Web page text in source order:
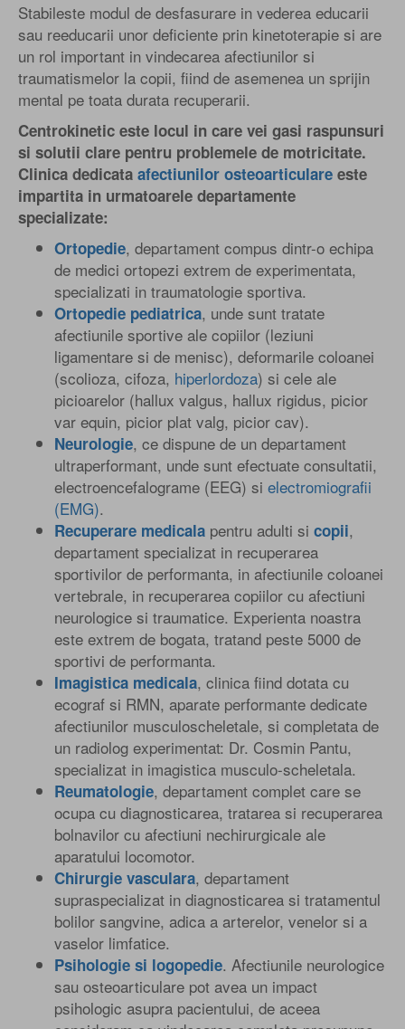
Stabileste modul de desfasurare in vederea educarii
sau reeducarii unor deficiente prin kinetoterapie si are
un rol important in vindecarea afectiunilor si
traumatismelor la copii, fiind de asemenea un sprijin
mental pe toata durata recuperarii.
Centrokinetic este locul in care vei gasi raspunsuri
si solutii clare pentru problemele de motricitate.
Clinica dedicata afectiunilor osteoarticulare este
impartita in urmatoarele departamente
specializate:
Ortopedie, departament compus dintr-o echipa
de medici ortopezi extrem de experimentata,
specializati in traumatologie sportiva.
Ortopedie pediatrica, unde sunt tratate
afectiunile sportive ale copiilor (leziuni
ligamentare si de menisc), deformarile coloanei
(scolioza, cifoza, hiperlordoza) si cele ale
picioarelor (hallux valgus, hallux rigidus, picior
var equin, picior plat valg, picior cav).
Neurologie, ce dispune de un departament
ultraperformant, unde sunt efectuate consultatii,
electroencefalograme (EEG) si electromiografii
(EMG).
Recuperare medicala pentru adulti si copii,
departament specializat in recuperarea
sportivilor de performanta, in afectiunile coloanei
vertebrale, in recuperarea copiilor cu afectiuni
neurologice si traumatice. Experienta noastra
este extrem de bogata, tratand peste 5000 de
sportivi de performanta.
Imagistica medicala, clinica fiind dotata cu
ecograf si RMN, aparate performante dedicate
afectiunilor musculoscheletale, si completata de
un radiolog experimentat: Dr. Cosmin Pantu,
specializat in imagistica musculo-scheletala.
Reumatologie, departament complet care se
ocupa cu diagnosticarea, tratarea si recuperarea
bolnavilor cu afectiuni nechirurgicale ale
aparatului locomotor.
Chirurgie vasculara, departament
supraspecializat in diagnosticarea si tratamentul
bolilor sangvine, adica a arterelor, venelor si a
vaselor limfatice.
Psihologie si logopedie. Afectiunile neurologice
sau osteoarticulare pot avea un impact
psihologic asupra pacientului, de aceea